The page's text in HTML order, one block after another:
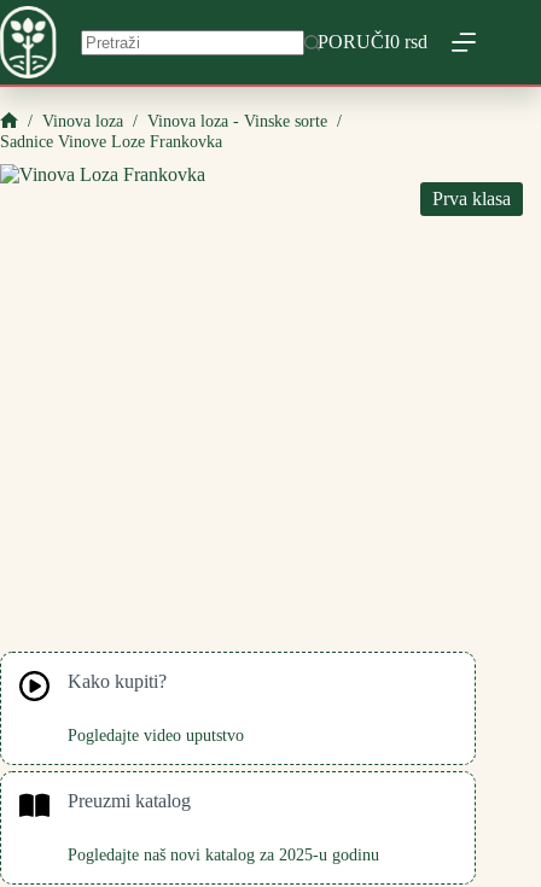
Skip
to
content
PORUČI0rsd
Početna
/ Vinova loza / Vinova loza - Vinske sorte /
Sadnice Vinove Loze Frankovka
Prva klasa
Kako kupiti?
Pogledajte video uputstvo
Preuzmi katalog
Pogledajte naš novi katalog za 2025-u godinu